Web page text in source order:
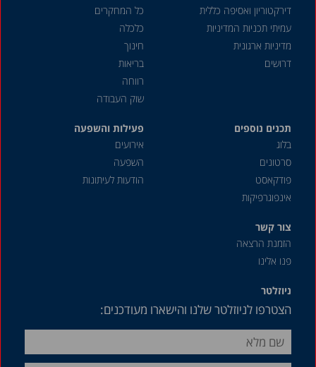
דירקטוריון ואסיפה כללית
עמיתי תכניות המדיניות
מדיניות ארגונית
דרושים
כל המחקרים
כלכלה
חינוך
בריאות
רווחה
שוק העבודה
תכנים נוספים
בלוג
סרטונים
פודקאסט
אינפוגרפיקות
פעילות והשפעה
אירועים
השפעה
הודעות לעיתונות
צור קשר
הזמנת הרצאה
פנו אלינו
ניוזלטר
הצטרפו לניוזלטר שלנו והישארו מעודכנים: